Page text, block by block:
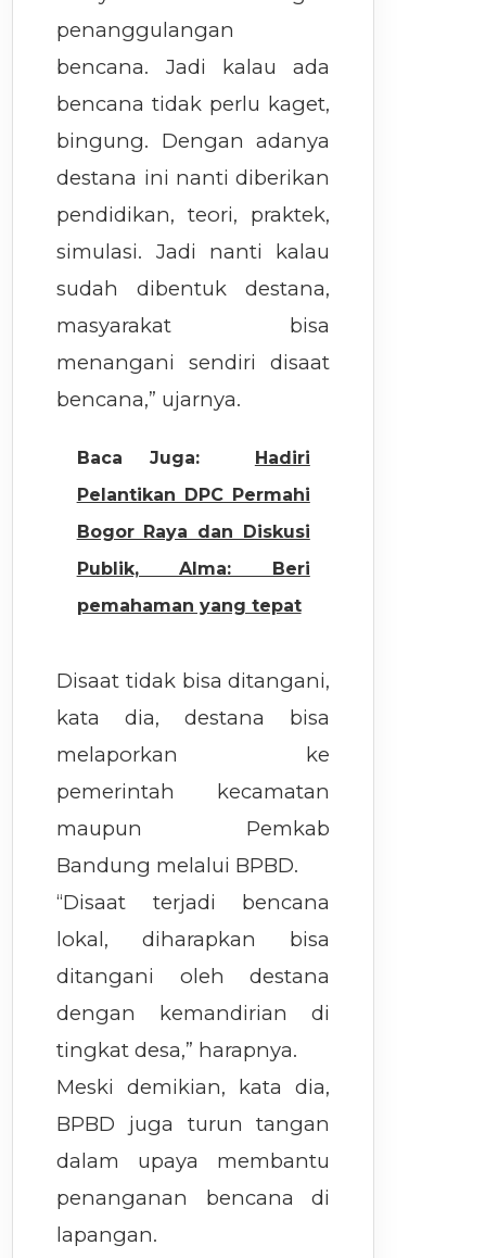
penanggulangan
bencana. Jadi kalau ada
bencana tidak perlu kaget,
bingung. Dengan adanya
destana ini nanti diberikan
pendidikan, teori, praktek,
simulasi. Jadi nanti kalau
sudah dibentuk destana,
masyarakat bisa
menangani sendiri disaat
bencana,” ujarnya.
Baca Juga:
Hadiri
Pelantikan DPC Permahi
Bogor Raya dan Diskusi
Publik, Alma: Beri
pemahaman yang tepat
Disaat tidak bisa ditangani,
kata dia, destana bisa
melaporkan ke
pemerintah kecamatan
maupun Pemkab
Bandung melalui BPBD.
“Disaat terjadi bencana
lokal, diharapkan bisa
ditangani oleh destana
dengan kemandirian di
tingkat desa,” harapnya.
Meski demikian, kata dia,
BPBD juga turun tangan
dalam upaya membantu
penanganan bencana di
lapangan.